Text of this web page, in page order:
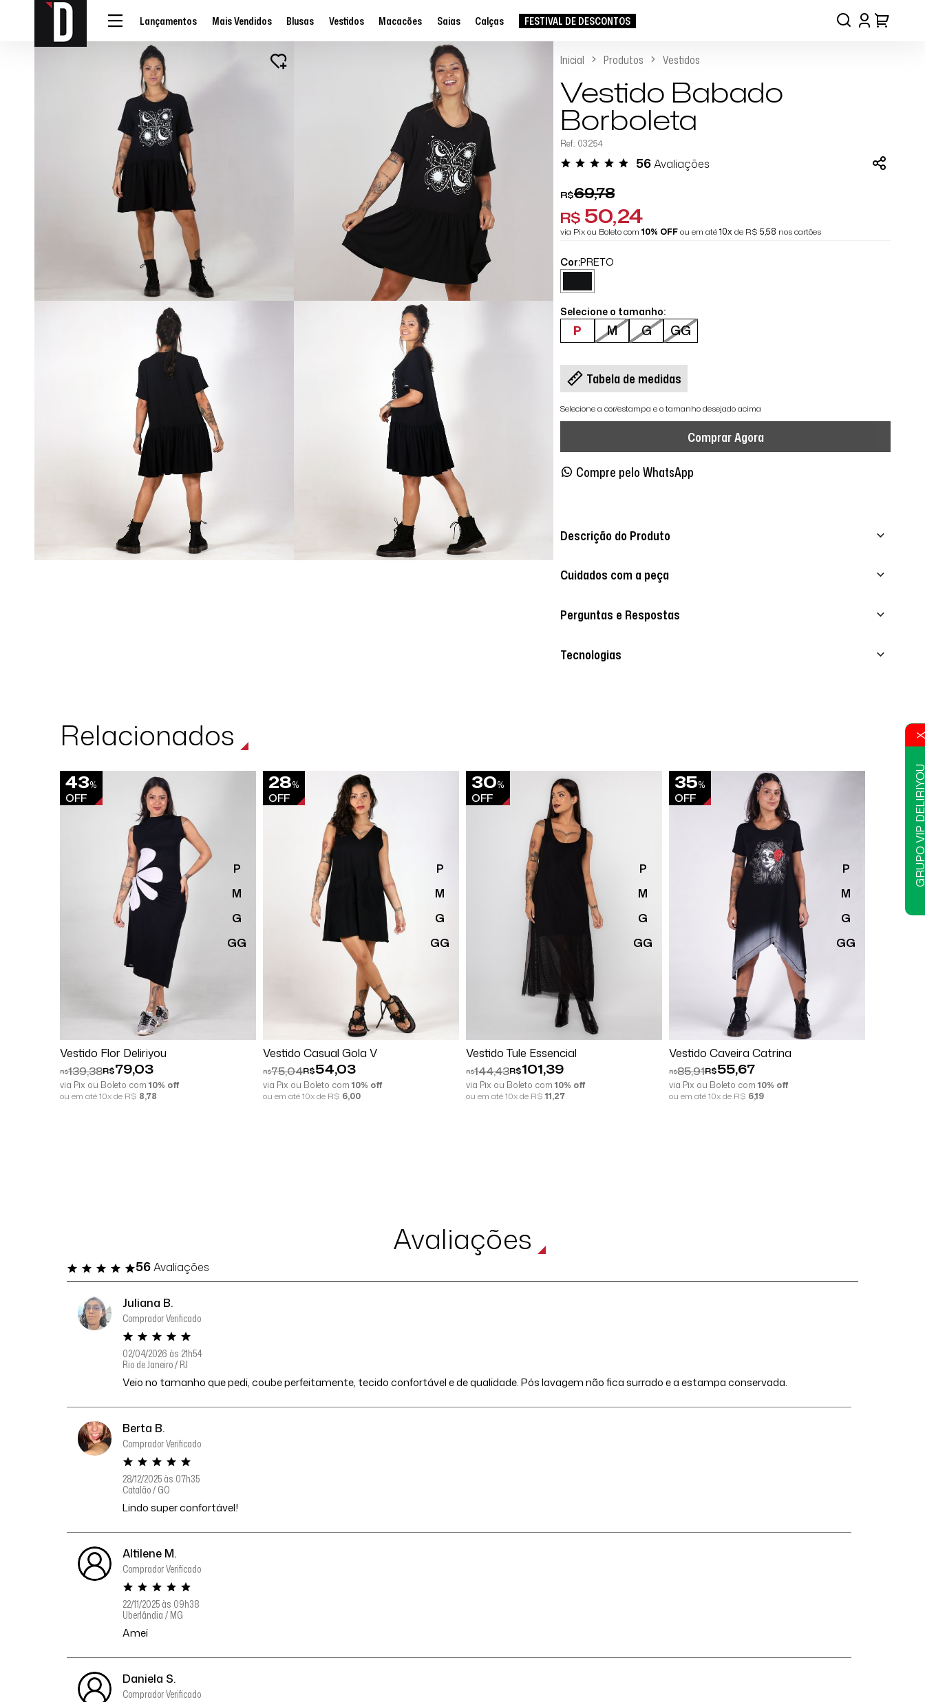
Lançamentos Mais Vendidos Blusas Vestidos Macacões Saias Calças FESTIVAL DE DESCONTOS
Inicial Produtos Vestidos
Vestido Babado
Borboleta
Ref.: 03254
56Avaliações
R$69,78
R$ 50,24
via Pix ou Boleto com10% OFFou em até10xde R$ 5,58 nos cartões
Cor:PRETO
Selecione o tamanho:
P M G GG
Tabela de medidas
Selecione a cor/estampa e o tamanho desejado acima
Comprar Agora
Compre pelo WhatsApp
Descrição do Produto
Cuidados com a peça
Perguntas e Respostas
Tecnologias
Relacionados
43%
OFF
P
M
G
GG
Vestido Flor Deliriyou
R$139,38R$79,03
via Pix ou Boleto com10% off
ou em até 10x de R$ 8,78
Comprar
28%
OFF
P
M
G
GG
Vestido Casual Gola V
R$75,04R$54,03
via Pix ou Boleto com10% off
ou em até 10x de R$ 6,00
Comprar
30%
OFF
P
M
G
GG
Vestido Tule Essencial
R$144,43R$101,39
via Pix ou Boleto com10% off
ou em até 10x de R$11,27
Comprar
35%
OFF
P
M
G
GG
Vestido Caveira Catrina
R$85,91R$55,67
via Pix ou Boleto com10% off
ou em até 10x de R$ 6,19
Comprar
Avaliações
56Avaliações
Juliana B.
Comprador Verificado
02/04/2026 às 21h54
Rio de Janeiro / RJ
Veio no tamanho que pedi, coube perfeitamente, tecido confortável e de qualidade. Pós lavagem não fica surrado e a estampa conservada.
Berta B.
Comprador Verificado
28/12/2025 às 07h35
Catalão / GO
Lindo super confortável!
Altilene M.
Comprador Verificado
22/11/2025 às 09h38
Uberlândia / MG
Amei
Daniela S.
Comprador Verificado
GRUPO